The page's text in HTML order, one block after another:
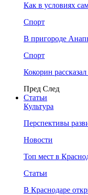
Как в условиях
Спорт
В пригороде
Спорт
Кокорин
Пред След
Статьи
Культура
Перспективы
Новости
Топ мест в
Статьи
В Краснодаре